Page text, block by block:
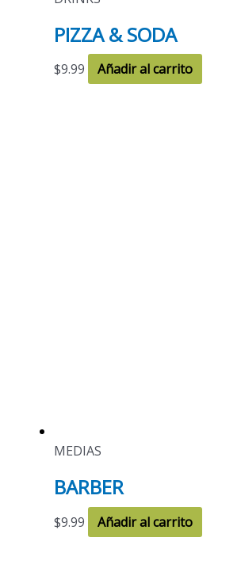
PIZZA & SODA
$9.99 Añadir al carrito
MEDIAS
BARBER
$9.99 Añadir al carrito